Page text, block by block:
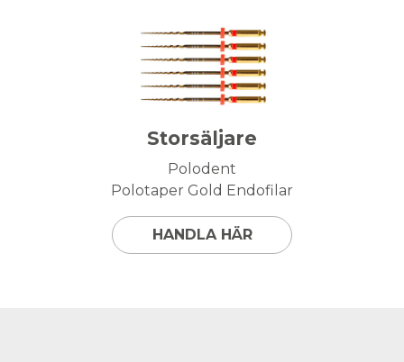
Storsäljare
Polodent
Polotaper Gold Endofilar
HANDLA HÄR